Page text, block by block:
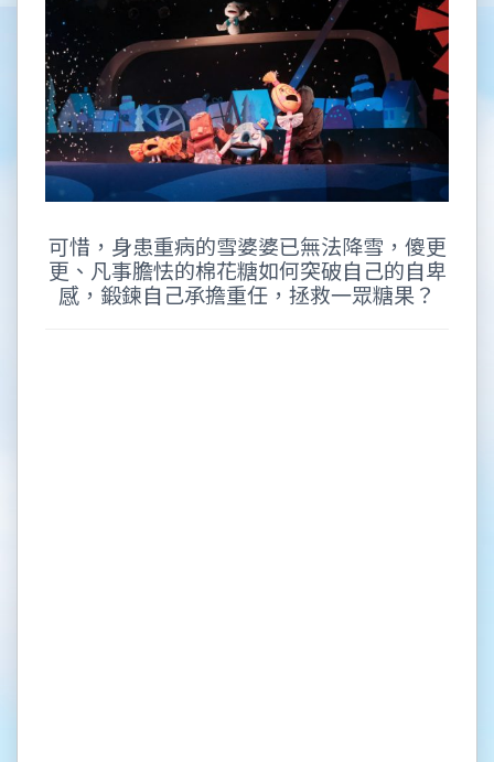
可惜，身患重病的雪婆婆已無法降雪，傻更
更、凡事膽怯的棉花糖如何突破自己的自卑
感，鍛鍊自己承擔重任，拯救一眾糖果？